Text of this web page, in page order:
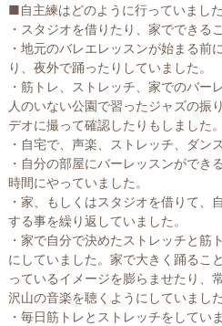
■自主練はどのように行っていまし
・スタジオを借りたり、家でできる
・地元のバレエレッスンが始まる前
り、夜外で踊ったりしていました。
・筋トレ、ストレッチ、家でのバー
人のいない公園で習ったジャズの振
デオに撮って確認したりもしました。
・自宅で、声楽、ストレッチ、ダン
・自分の部屋にバーレッスンができ
時間にやっていました。
・家、もしくはスタジオを借りて、
する事を繰り返していました。
・家で自分で決めたストレッチと筋
にしていました。家で大きく踊るこ
っているイメージを膨らませたり、
沢山の音楽を聴くようにしていました
・毎日筋トレとストレッチをしてい